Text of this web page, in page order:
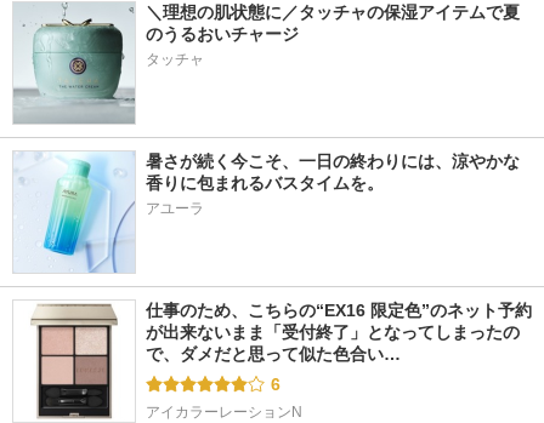
＼理想の肌状態に／タッチャの保湿アイテムで夏
のうるおいチャージ
タッチャ
暑さが続く今こそ、一日の終わりには、涼やかな
香りに包まれるバスタイムを。
アユーラ
仕事のため、こちらの“EX16 限定色”のネット予約
が出来ないまま「受付終了」となってしまったの
で、ダメだと思って似た色合い…
6
アイカラーレーションN